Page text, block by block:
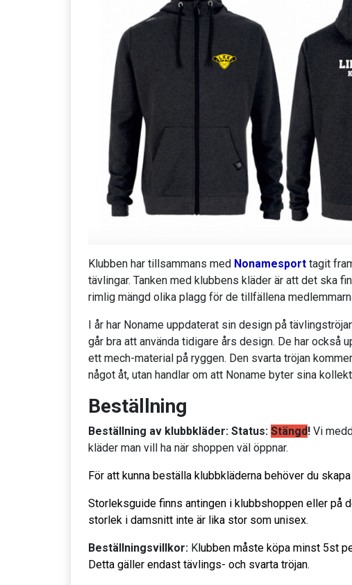
Klubben har tillsammans med Nonamesport tagit
tävlingar. Tanken med klubbens kläder är att det ska
rimlig mängd olika plagg för de tillfällena
I år har Noname uppdaterat sin design på
går bra att använda tidigare års design. De har också
ett mech-material på ryggen. Den svarta tröjan
något åt, utan handlar om att Noname byter sina
Beställning
Beställning av klubbkläder: Status: Stängd! Vi
kläder man vill ha när shoppen väl öppnar.
För att kunna beställa klubbkläderna behöver du
Storleksguide finns antingen i klubbshoppen eller på
storlek i damsnitt inte är lika stor som unisex.
Beställningsvillkor: K lubben måste köpa minst 5st
Detta gäller endast tävlings- och svarta tröjan.